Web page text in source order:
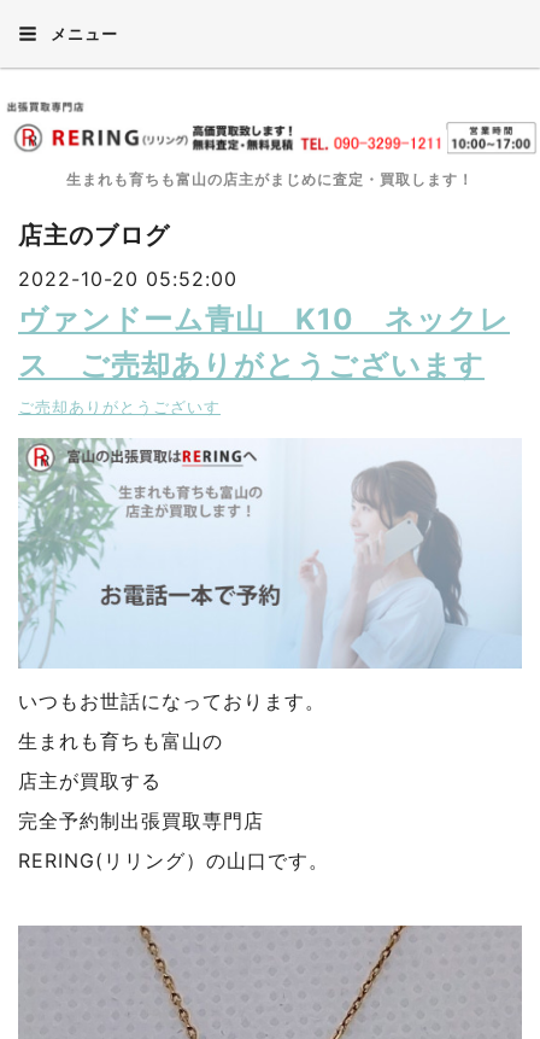
メニュー
生まれも育ちも富山の店主がまじめに査定・買取します！
店主のブログ
2022-10-20 05:52:00
ヴァンドーム青山 K10 ネックレ
ス ご売却ありがとうございます
ご売却ありがとうございす
いつもお世話になっております。
生まれも育ちも富山の
店主が買取する
完全予約制出張買取専門店
RERING(リリング）の山口です。